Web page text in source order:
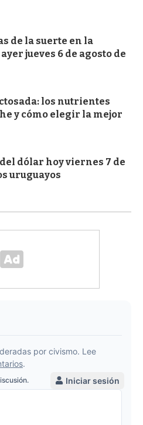
de la suerte en la
jueves 6 de agosto de
los nutrientes
y cómo elegir la mejor
dólar hoy viernes 7 de
uruguayos